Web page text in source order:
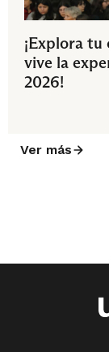
¡Explora
vive la
2026!
Ver más